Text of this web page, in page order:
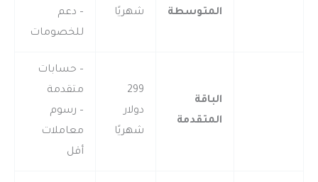
المتوسطة
شهريًا
– دعم
للخصومات
الباقة
المتقدمة
299
دولار
شهريًا
– حسابات
متقدمة
– رسوم
معاملات
أقل